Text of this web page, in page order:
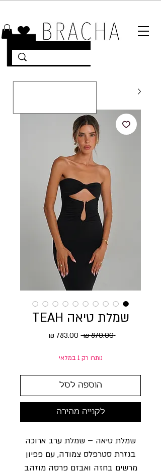
שמלת טיאה TEAH
‏870.00 ‏₪
מחיר
נותרו רק 1 במלאי
הוספה לסל
לקנייה מהירה
שמלת טיאה – שמלת ערב ארוכה
בגזרת סטרפלס צמודה, עם פפיון
מרשים בחזה ואבזם פרסה מוזהב